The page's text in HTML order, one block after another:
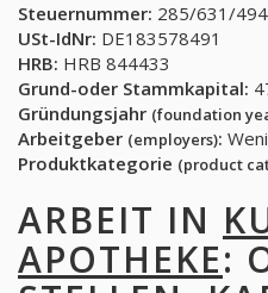
Steuernummer: 285/631/
USt-IdNr: DE183578491
HRB: HRB 844433
Grund-oder Stammkapital:
Gründungsjahr (foundation
Arbeitgeber (employers):
Produktkategorie (product
ARBEIT IN
APOTHEKE: